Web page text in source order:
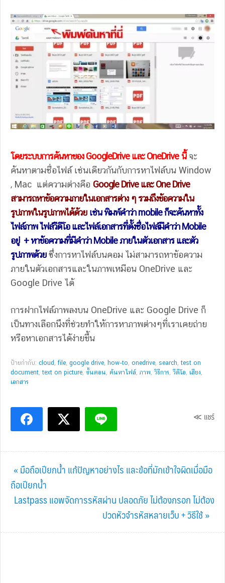
โดยระบบการค้นหาของ GoogleDrive และ OneDrive นี้จะ
ค้นหาตามชื่อไฟล์ เช่นเดียวกันกับการหาไฟล์บน Window
, Mac แต่ความต่างคือ Google Drive และ One Drive
สามารถหาข้อความภายในเอกสารต่าง ๆ รวมถึงข้อความใน
รูปภาพในรูปภาพได้ด้วย เช่น พิมพ์คำว่า mobile ก็จะค้นหาทั้ง
ไฟล์ภาพ ไฟล์วีดีโอ และไฟล์เอกสารที่ตั้งชื่อไฟล์มีคำว่า Mobile
อยู่ + หาข้อความที่มีคำว่า Mobile ภายในตัวเอกสาร และตัว
รูปภาพด้วยซึ่งการหาไฟล์บนคอม ไม่สามารถหาข้อความ
ภายในตัวเอกสารและในภาพเหมือน OneDrive และ
Google Drive ได้
การฝากไฟล์ภาพลงบน OneDrive และ Google Drive ก็
เป็นทางเลือกนึงที่ช่วยทำให้การหาภาพต่างๆที่เราเคยถ่าย
หรือหาเอกสารได้ง่ายขึ้น
ป้ายกำกับ: cloud ,file google drive how-to onedrive search ,test on
document ,text on picture ขั้นตอน ค้นหาไฟล์ ภาพ ,วิธีการ ,วีดีโอ เสียง
เอกสาร
≪ แชร์
Previous
Post:
« มือถือเปียกน้ำ แก้ปัญหาอย่างไร และข้อที่มักเข้าใจผิดเมื่อมือ
ถือเปียกน้ำ
Next
Lastpass แอพจัดการรหัสผ่าน ปลอดภัย ไม่ต้องกรอก ไม่ต้อง
ปวดหัวจำรหัสหลายเว็บ + วิธีใช้ »